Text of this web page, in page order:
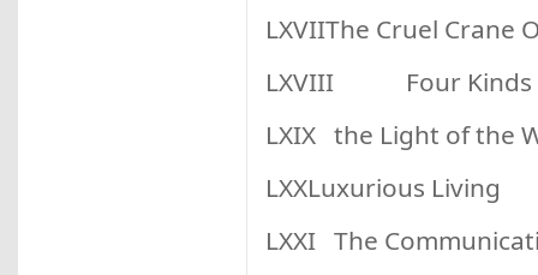
LXVIIThe Cruel Crane
LXVIII Four Kinds
LXIX the Light of the
LXXLuxurious Living
LXXI The